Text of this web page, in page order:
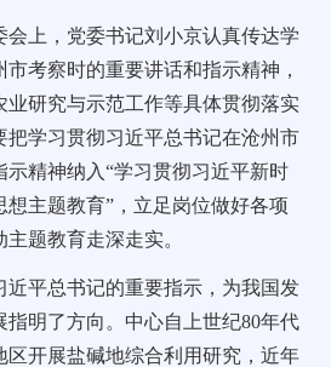
会上，党委书记刘小京认真传达学
考察时的重要讲话和指示精神，
业研究与示范工作等具体贯彻落实
把学习贯彻习近平总书记在沧州市
示精神纳入“学习贯彻习近平新时
想主题教育” ，立足岗位做好各项
题教育走深走实。
近平总书记的重要指示，为我国发
指明了方向。中心自上世纪80年代
区开展盐碱地综合利用研究，近年